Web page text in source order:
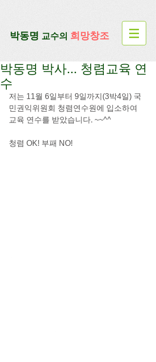
​박동명 교수의 희망창조
박동명 박사... 청렴교육 연
수
저는 11월 6일부터 9일까지(3박4일) 국
민권익위원회 청렴연수원에 입소하여
교육 연수를 받았습니다. ~~^^
청렴 OK! 부패 NO!